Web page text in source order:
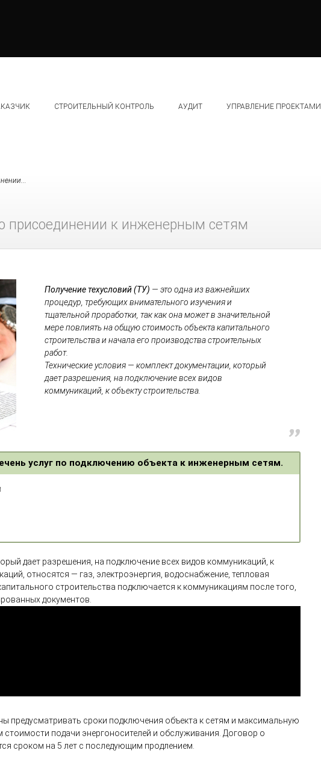
СТРОИТЕЛЬНЫЙ КОНТРОЛЬ АУДИТ УПРАВЛЕНИЕ ПРОЕКТАМИ
присоединении к инженерным сетям
Получение техусловий (ТУ) — это одна из важнейших
процедур, требующих внимательного изучения и
тщательной проработки, так как она может в значительной
мере повлиять на общую стоимость объекта капитального
строительства и начала его производства строительных
работ.
Технические условия — комплект документации, который
дает разрешения, на подключение всех видов
коммуникаций, к объекту строительства.
услуг по подключению объекта к инженерным сетям.
дает разрешения, на подключение всех видов коммуникаций, к
относятся — газ, электроэнергия, водоснабжение, тепловая
строительства подключается к коммуникациям после того,
документов.
предусматривать сроки подключения объекта к сетям и максимальную
стоимости подачи энергоносителей и обслуживания. Договор о
сроком на 5 лет с последующим продлением.